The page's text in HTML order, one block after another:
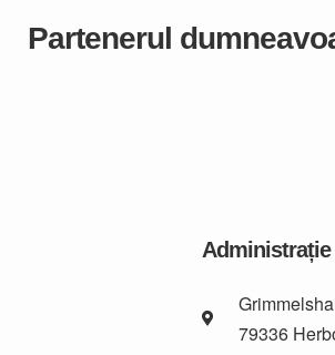
Partenerul
Administrație
79336